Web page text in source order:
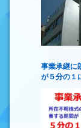
事業承継に
が５分の１